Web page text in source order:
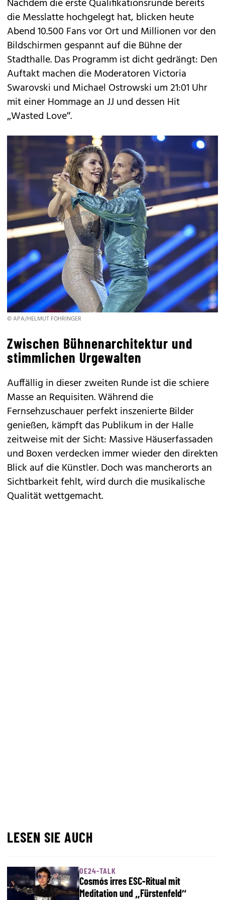
Nachdem die erste Qualifikationsrunde bereits
die Messlatte hochgelegt hat, blicken heute
Abend 10.500 Fans vor Ort und Millionen vor den
Bildschirmen gespannt auf die Bühne der
Stadthalle. Das Programm ist dicht gedrängt: Den
Auftakt machen die Moderatoren Victoria
Swarovski und Michael Ostrowski um 21:01 Uhr
mit einer Hommage an JJ und dessen Hit
„Wasted Love“.
© APA/HELMUT FOHRINGER
Zwischen Bühnenarchitektur und
stimmlichen Urgewalten
Auffällig in dieser zweiten Runde ist die schiere
Masse an Requisiten. Während die
Fernsehzuschauer perfekt inszenierte Bilder
genießen, kämpft das Publikum in der Halle
zeitweise mit der Sicht: Massive Häuserfassaden
und Boxen verdecken immer wieder den direkten
Blick auf die Künstler. Doch was mancherorts an
Sichtbarkeit fehlt, wird durch die musikalische
Qualität wettgemacht.
LESEN SIE AUCH
OE24-TALK
Cosmós irres ESC-Ritual mit
Meditation und „Fürstenfeld“